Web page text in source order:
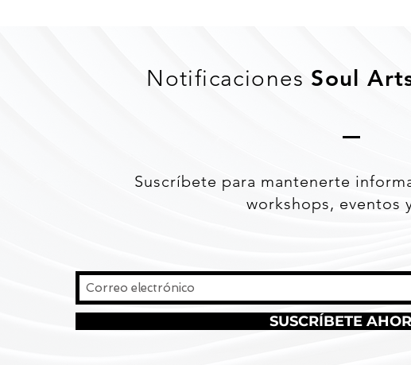
Notificaciones Soul
Suscríbete para mantenerte
workshops, eventos
SUSCRÍBETE